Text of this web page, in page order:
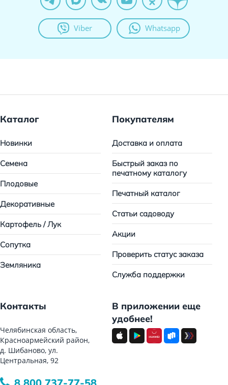
Viber Whatsapp
Каталог
Новинки
Семена
Плодовые
Декоративные
Картофель / Лук
Сопутка
Земляника
Покупателям
Доставка и оплата
Быстрый заказ по
печатному каталогу
Печатный каталог
Статьи садоводу
Акции
Проверить статус заказа
Служба поддержки
Контакты
Челябинская область,
Красноармейский район,
д. Шибаново, ул.
Центральная, 92
В приложении еще
удобнее!